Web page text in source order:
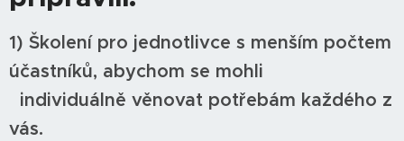
1) Školení pro jednotlivce s menším počtem
účastníků, abychom se mohli
individuálně věnovat potřebám každého z
vás.